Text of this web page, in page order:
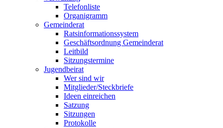
Telefonliste
Organigramm
Gemeinderat
Ratsinformationssystem
Geschäftsordnung Gemeinderat
Leitbild
Sitzungstermine
Jugendbeirat
Wer sind wir
Mitglieder/Steckbriefe
Ideen einreichen
Satzung
Sitzungen
Protokolle